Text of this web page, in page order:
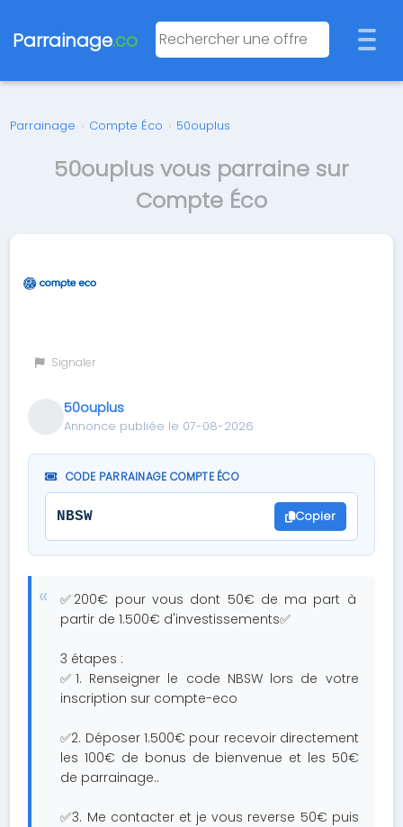
Parrainage.co
Parrainage › Compte Éco › 50ouplus
50ouplus vous parraine sur
Compte Éco
Signaler
50ouplus
Annonce publiée le 07-08-2026
CODE PARRAINAGE COMPTE ÉCO
NBSW Copier
✅200€ pour vous dont 50€ de ma part à
partir de 1.500€ d'investissements✅
3 étapes :
✅1. Renseigner le code NBSW lors de votre
inscription sur compte-eco
✅2. Déposer 1.500€ pour recevoir directement
les 100€ de bonus de bienvenue et les 50€
de parrainage..
✅3. Me contacter et je vous reverse 50€ puis